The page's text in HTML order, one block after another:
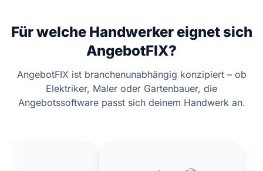
Für welche Handwerker eignet sich
AngebotFIX?
AngebotFIX ist branchenunabhängig konzipiert – ob
Elektriker, Maler oder Gartenbauer, die
Angebotssoftware passt sich deinem Handwerk an.